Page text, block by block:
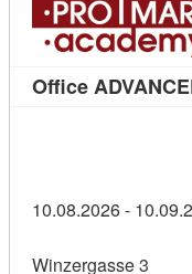
Office
10.08.2026 -
Winzergasse 3